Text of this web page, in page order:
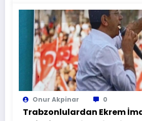
Onur Akpinar 0
Trabzonlulardan Ekrem